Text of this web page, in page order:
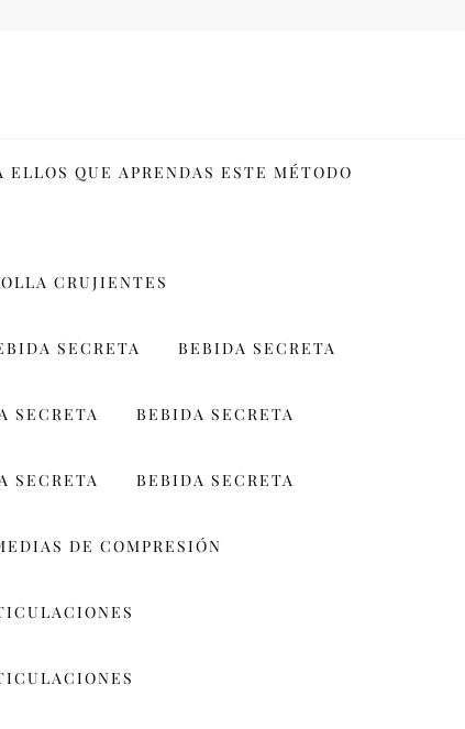
QUE APRENDAS ESTE MÉTODO
CRUJIENTES
SECRETA BEBIDA SECRETA
SECRETA BEBIDA SECRETA
SECRETA BEBIDA SECRETA
DE COMPRESIÓN